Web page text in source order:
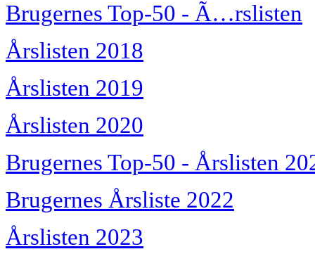
Brugernes Top-50 - Ã…rslisten
Årslisten 2018
Årslisten 2019
Årslisten 2020
Brugernes Top-50 - Årslisten
Brugernes Årsliste 2022
Årslisten 2023